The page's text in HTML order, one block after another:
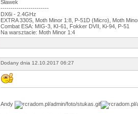
Sławek
------------------------
DX6i - 2.4GHz
EXTRA 330S, Moth Minor 1:8, P-51D (Micro), Moth
Combat ESA: MIG-3, KI-61, Fokker DVII, Ki-94, P-51
Na warsztacie: Moth Minor 1:4
Dodany dnia 12.10.2017 06:27
Andy